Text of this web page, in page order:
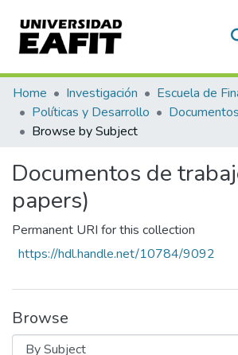
Communities & Collections
All of DSpace
Home Investigación
Políticas y Desarrollo
Browse by Subject
Documentos de
papers)
Permanent URI for this collection
https://hdl.handle.net/10784/9092
Browse